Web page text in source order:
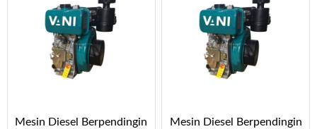
Mesin Diesel Berpendingin
Mesin Diesel Berpendingin